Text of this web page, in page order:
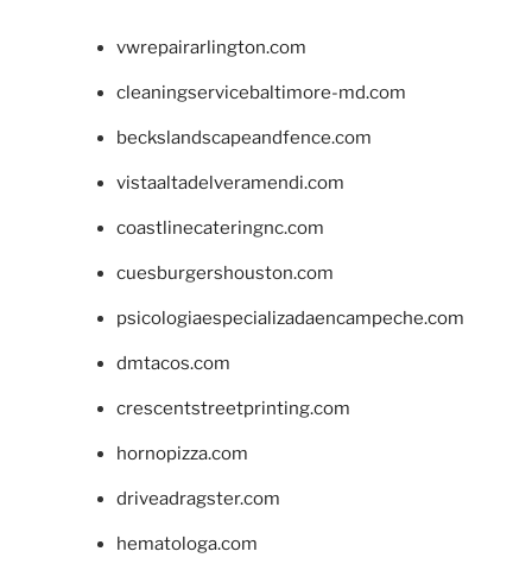
vwrepairarlington.com
cleaningservicebaltimore-md.com
beckslandscapeandfence.com
vistaaltadelveramendi.com
coastlinecateringnc.com
cuesburgershouston.com
psicologiaespecializadaencampeche.com
dmtacos.com
crescentstreetprinting.com
hornopizza.com
driveadragster.com
hematologa.com